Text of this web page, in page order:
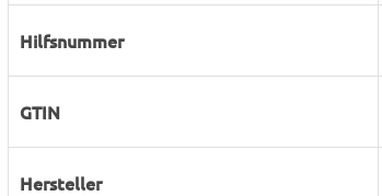
Hilfsnummer
GTIN
Hersteller